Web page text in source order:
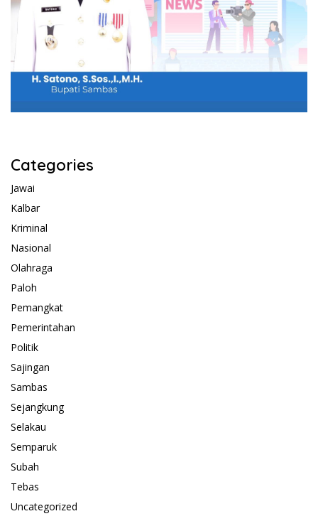
Categories
Jawai
Kalbar
Kriminal
Nasional
Olahraga
Paloh
Pemangkat
Pemerintahan
Politik
Sajingan
Sambas
Sejangkung
Selakau
Semparuk
Subah
Tebas
Uncategorized